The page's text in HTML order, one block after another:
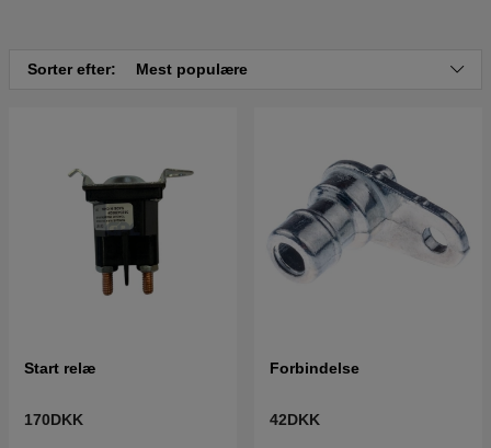
Sorter efter: Mest populære
Start relæ
170DKK
Forbindelse
42DKK